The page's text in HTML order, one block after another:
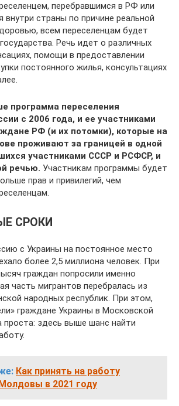
перебравшимся в РФ или
внутри страны по причине реальной
всем переселенцам будет
Речь идет о различных
помощи в предоставлении
постоянного жилья, консультациях
программа переселения
с 2006 года, и ее участниками
РФ (и их потомки), которые на
проживают за границей в одной
участниками СССР и РСФСР, и
речью. Участникам программы будет
прав и привилегий, чем
СРОКИ
с Украины на постоянное место
более 2,5 миллиона человек. При
граждан попросили именно
часть мигрантов перебралась из
народных республик. При этом,
граждане Украины в Московской
проста: здесь выше шанс найти
Как принять на работу
в 2021 году